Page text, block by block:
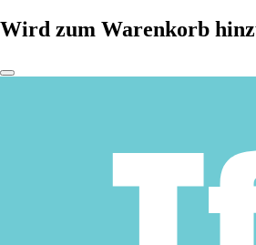
Wird zum Warenkorb